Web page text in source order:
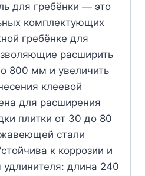
для гребёнки — это
комплектующих
гребёнке для
расширить
800 мм и увеличить
клеевой
для расширения
плитки от 30 до 80
стали
к коррозии и
длина 240